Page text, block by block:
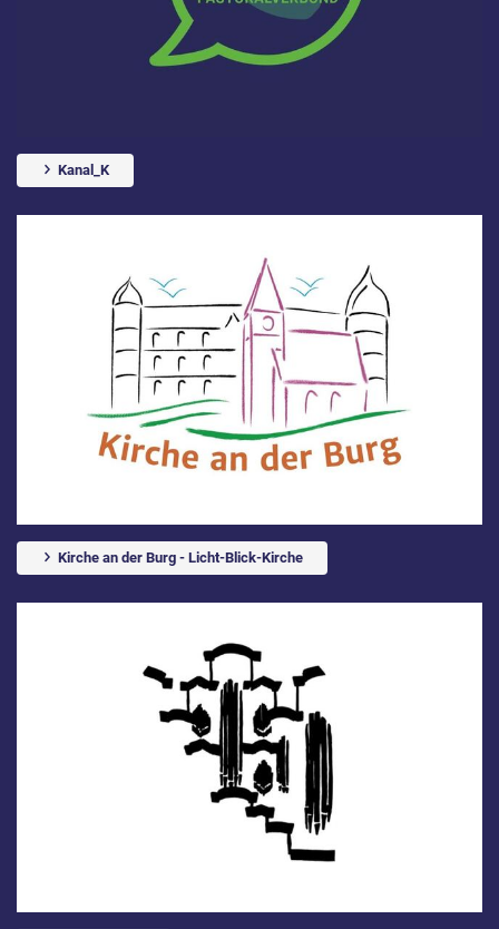
Kanal_K
Kirche an der Burg - Licht-Blick-Kirche